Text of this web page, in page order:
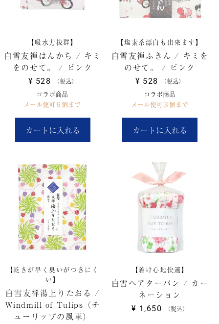
【吸水力抜群】
白雪友禅はんかち / キミ
をのせて。 / ピンク
¥ 528 税込
コラボ商品
メール便可６個まで
カートに入れる
【塩素系漂白も出来ます】
白雪友禅ふきん / キミを
のせて。 / ピンク
¥ 528 税込
コラボ商品
メール便可３個まで
カートに入れる
【乾きが早く臭いがつきにく
い】
白雪友禅湯上りたおる /
Windmill of Tulips（チ
ューリップの風車）
【着け心地快適】
白雪ヘアターバン / カー
ネーション
¥ 1,650 税込